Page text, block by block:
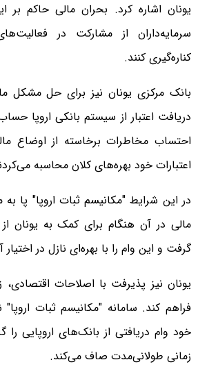
یونان اشاره کرد. بحران مالی حاکم
سرمایه‌داران از مشارکت در
کناره‌گیری کنند.
بانک مرکزی یونان نیز برای حل مشکل
دریافت اعتبار از سیستم بانکی اروپا
احتساب مخاطرات برخاسته از اوضاع
اعتبارات خود بهره‌های کلان محاسبه
در این شرایط "مکانیسم ثبات اروپا" پا
مالی در آن هنگام برای کمک به یونان
گرفت و این وام را با بهره‌ای نازل در اختیار
یونان نیز پذیرفت با اصلاحات اقتصادی،
فراهم کند. سامانه "مکانیسم ثبات
خود وام دریافتی از بانک‌های اروپایی را
زمانی طولانی‌مدت صاف می‌کند.